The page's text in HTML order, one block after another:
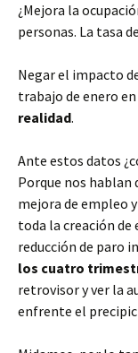
¿Mejora la
personas. La tasa
Negar el impacto
trabajo de enero
realidad.
Ante estos datos
Porque nos
mejora de empleo
toda la creación
reducción de paro
los cuatro
retrovisor y ver la
enfrente el